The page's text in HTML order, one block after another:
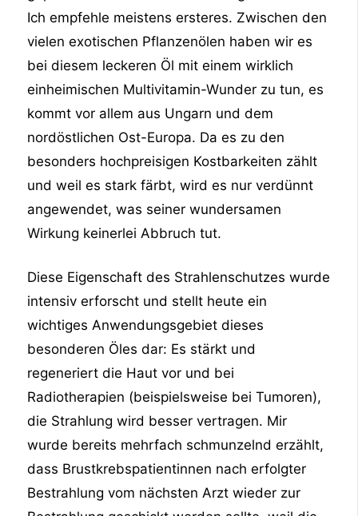
Ich empfehle meistens ersteres. Zwischen den
vielen exotischen Pflanzenölen haben wir es
bei diesem leckeren Öl mit einem wirklich
einheimischen Multivitamin-Wunder zu tun, es
kommt vor allem aus Ungarn und dem
nordöstlichen Ost-Europa. Da es zu den
besonders hochpreisigen Kostbarkeiten zählt
und weil es stark färbt, wird es nur verdünnt
angewendet, was seiner wundersamen
Wirkung keinerlei Abbruch tut.
Diese Eigenschaft des Strahlenschutzes wurde
intensiv erforscht und stellt heute ein
wichtiges Anwendungsgebiet dieses
besonderen Öles dar: Es stärkt und
regeneriert die Haut vor und bei
Radiotherapien (beispielsweise bei Tumoren),
die Strahlung wird besser vertragen. Mir
wurde bereits mehrfach schmunzelnd erzählt,
dass Brustkrebspatientinnen nach erfolgter
Bestrahlung vom nächsten Arzt wieder zur